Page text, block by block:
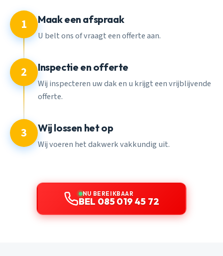
1 Maak een afspraak
U belt ons of vraagt een offerte aan.
2 Inspectie en offerte
Wij inspecteren uw dak en u krijgt een vrijblijvende
offerte.
3 Wij lossen het op
Wij voeren het dakwerk vakkundig uit.
NU BEREIKBAAR
BEL 085 019 45 72